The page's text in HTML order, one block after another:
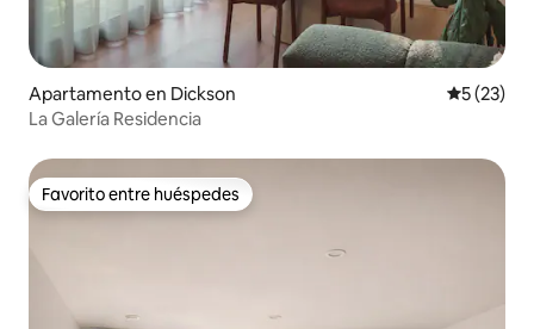
Apartamento en Dickson
5 (23)
La Galería Residencia
Favorito entre huéspedes
Favorito entre huéspedes